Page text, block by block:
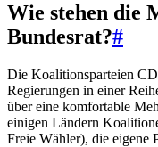
Wie stehen die
Bundesrat?#
Die Koalitionsparteien
Regierungen in einer
über eine komfortable
einigen Ländern
Freie Wähler), die eigene